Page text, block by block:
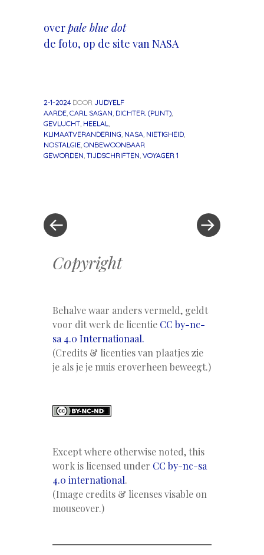
overpale blue dot
de foto, op de site van NASA
2-1-2024 DOOR JUDYELF
AARDE CARL SAGAN DICHTER. (PLINT)
GEVLUCHT HEELAL
KLIMAATVERANDERING NASA NIETIGHEID
NOSTALGIE ONBEWOONBAAR
GEWORDEN TIJDSCHRIFTEN VOYAGER 1
Copyright
Behalve waar anders vermeld, geldt
voor dit werk de licentie CC by-nc-
sa 4.0 Internationaal.
(Credits & licenties van plaatjes zie
je als je je muis eroverheen beweegt.)
Except where otherwise noted, this
work is licensed under CC by-nc-sa
4.0 international.
(Image credits & licenses visable on
mouseover.)